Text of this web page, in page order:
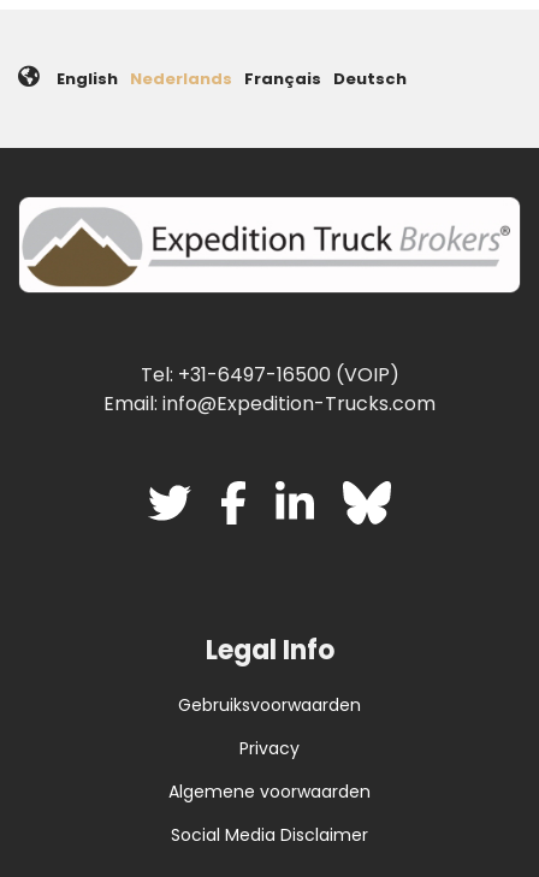
English Nederlands Français Deutsch
Tel: +31-6497-16500 (VOIP)
Email: info@Expedition-Trucks.com
Legal Info
Gebruiksvoorwaarden
Privacy
Algemene voorwaarden
Social Media Disclaimer